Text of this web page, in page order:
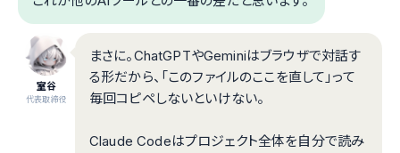
室谷
代表取締役
まさに。ChatGPTやGeminiはブラウザで対話す
る形だから、「このファイルのここを直して」って
毎回コピペしないといけない。
Claude Codeはプロジェクト全体を自分で読み